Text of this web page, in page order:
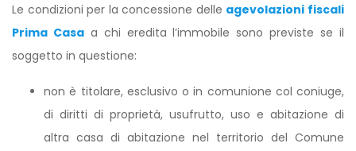
Le condizioni per la concessione delle agevolazioni fiscali
Prima Casaa chi eredita l’immobile sono previste se il
soggetto in questione:
non è titolare, esclusivo o in comunione col coniuge,
di diritti di proprietà, usufrutto, uso e abitazione di
altra casa di abitazione nel territorio del Comune